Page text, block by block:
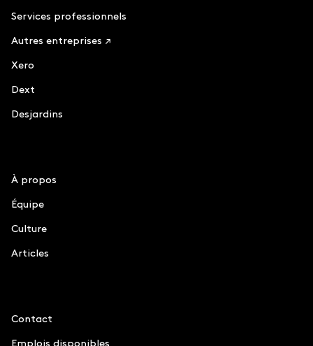
Services professionnels
Autres entreprises ↗
Xero
Dext
Desjardins
À propos
Équipe
Culture
Articles
Contact